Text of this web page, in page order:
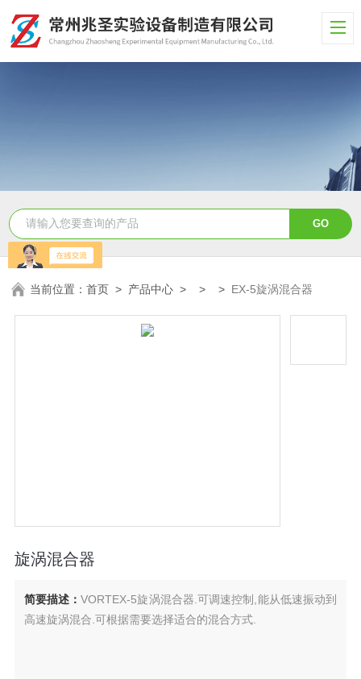
当前位置：首页 > 产品中心 > > > EX-5旋涡混合器
旋涡混合器
简要描述：VORTEX-5旋涡混合器.可调速控制,能从低速振动到
高速旋涡混合.可根据需要选择适合的混合方式.